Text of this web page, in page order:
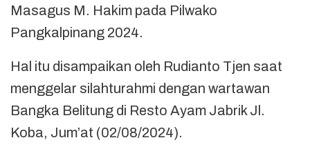
Masagus M. Hakim pada Pilwako
Pangkalpinang 2024.
Hal itu disampaikan oleh Rudianto Tjen saat
menggelar silahturahmi dengan wartawan
Bangka Belitung di Resto Ayam Jabrik Jl.
Koba, Jum’at (02/08/2024).